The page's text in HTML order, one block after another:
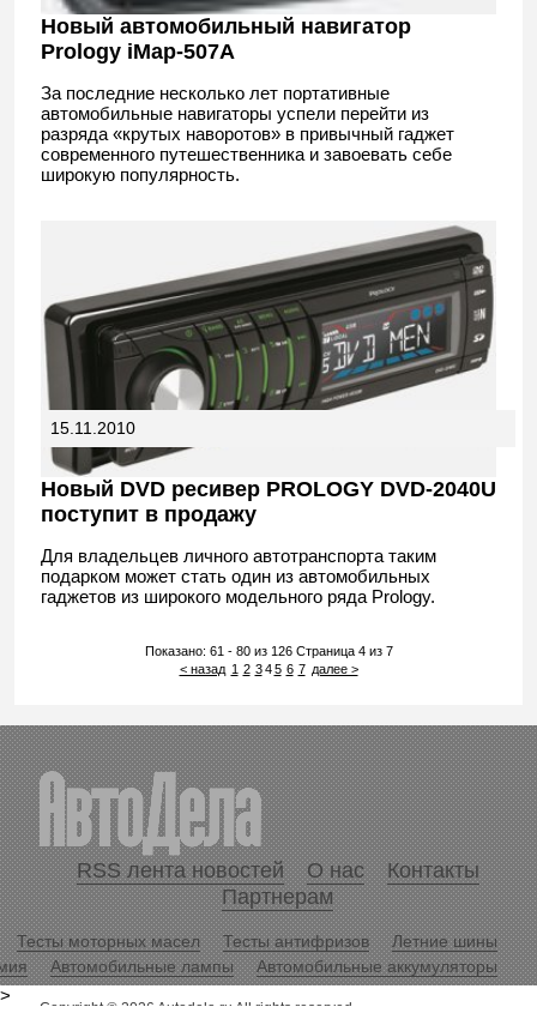
Новый автомобильный навигатор
Prology iMap-507A
За последние несколько лет портативные
автомобильные навигаторы успели перейти из
разряда «крутых наворотов» в привычный гаджет
современного путешественника и завоевать себе
широкую популярность.
15.11.2010
Новый DVD ресивер PROLOGY DVD-2040U
поступит в продажу
Для владельцев личного автотранспорта таким
подарком может стать один из автомобильных
гаджетов из широкого модельного ряда Prology.
Показано: 61 - 80 из 126 Страница 4 из 7
< назад 1 2 3 4 5 6 7 далее >
RSS лента новостей О нас
Контакты
Партнерам
Тесты моторных масел Тесты антифризов
Летние шины
Автомобильные лампы Автомобильные аккумуляторы
Copyright © 2026 Autodela.ru All rights reserved.
>